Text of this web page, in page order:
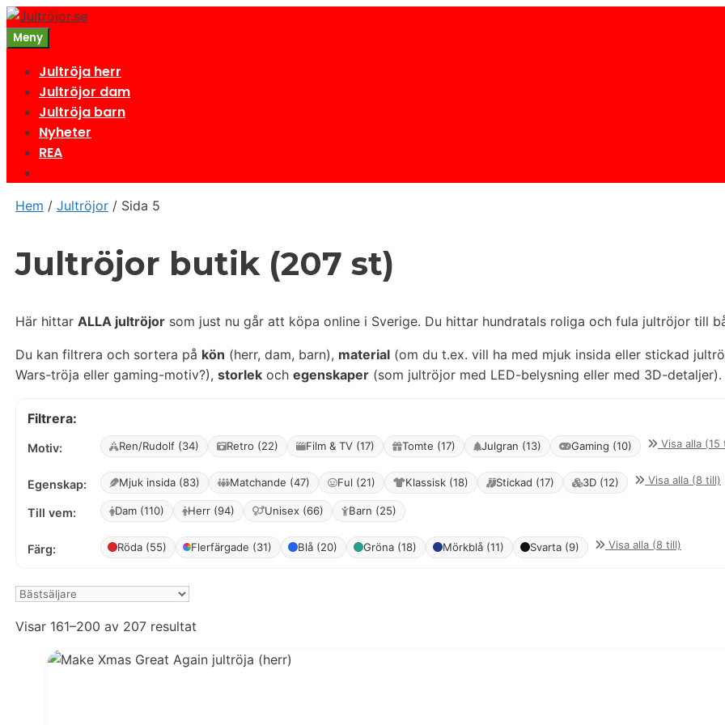
Hoppa
till
Meny
Jultröja herr
Jultröjor dam
Jultröja barn
Nyheter
REA
Hem / Jultröjor / Sida 5
Jultröjor butik (207 st)
Här hittar ALLA jultröjor som just nu går att köpa online i Sverige. Du hittar hundratals roliga och fula jultröjor till
Du kan filtrera och sortera på kön (herr, dam, barn), material (om du t.ex. vill ha med mjuk insida eller stickad
Wars-tröja eller gaming-motiv?), storlek och egenskaper (som jultröjor med LED-belysning eller med 3D-detaljer).
Filtrera:
Motiv: Ren/Rudolf (34) Retro (22) Film & TV (17) Tomte (17) Julgran (13) Gaming (10) Visa alla (15
Egenskap: Mjuk insida (83) Matchande (47) Ful (21) Klassisk (18) Stickad (17) 3D (12) Visa alla (8 till)
Till vem: Dam (110) Herr (94) Unisex (66) Barn (25)
Färg: Röda (55) Flerfärgade (31) Blå (20) Gröna (18) Mörkblå (11) Svarta (9) Visa alla (8 till)
Visar 161–200 av 207 resultat